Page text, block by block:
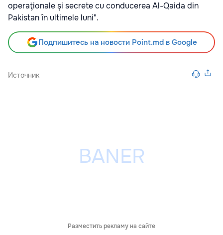
operaţionale şi secrete cu conducerea Al-Qaida din
Pakistan în ultimele luni".
Подпишитесь на новости Point.md в Google
Источник
Разместить рекламу на сайте